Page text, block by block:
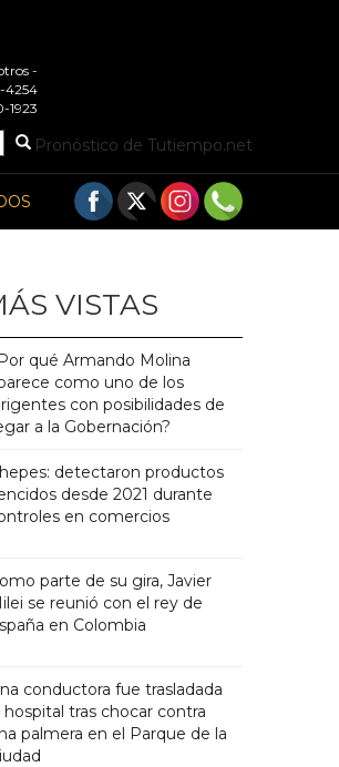
-
4254
1923
Pronóstico de Tutiempo.net
VISTAS
qué Armando Molina
como uno de los
con posibilidades de
a la Gobernación?
detectaron productos
desde 2021 durante
en comercios
parte de su gira, Javier
se reunió con el rey de
en Colombia
conductora fue trasladada
hospital tras chocar contra
palmera en el Parque de la